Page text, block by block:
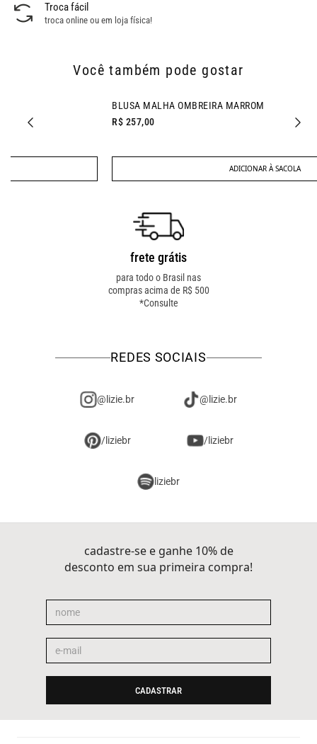
Troca fácil
troca online ou em loja física!
Você também pode gostar
BLUSA MALHA OMBREIRA MARROM
R$ 257,00
frete grátis
para todo o Brasil nas
compras acima de R$ 500
*Consulte
REDES SOCIAIS
@lizie.br @lizie.br
/liziebr /liziebr
liziebr
cadastre-se e ganhe 10% de
desconto em sua primeira compra!
CADASTRAR